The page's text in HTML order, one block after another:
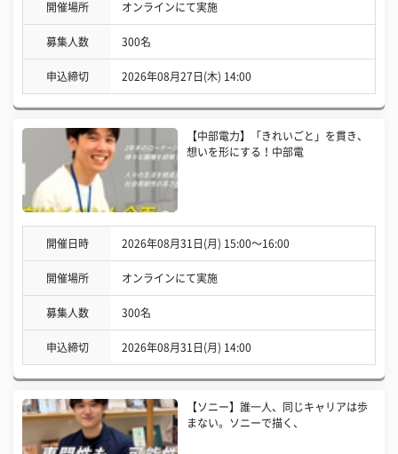
開催場所 オンラインにて実施
募集人数 300名
申込締切 2026年08月27日(木) 14:00
【中部電力】「きれいごと」を貫き、
想いを形にする！中部電
開催日時 2026年08月31日(月) 15:00〜16:00
開催場所 オンラインにて実施
募集人数 300名
申込締切 2026年08月31日(月) 14:00
【ソニー】誰一人、同じキャリアは歩
まない。ソニーで描く、